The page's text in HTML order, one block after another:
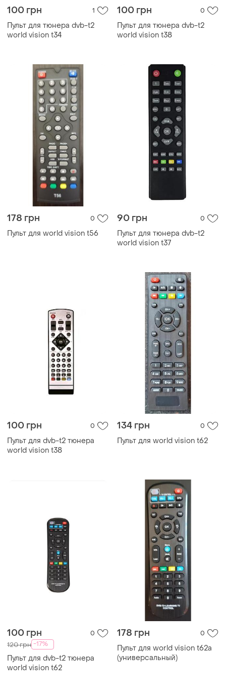
100 грн 1
Пульт для тюнера dvb-t2
world vision t34
100 грн 0
Пульт для тюнера dvb-t2
world vision t38
178 грн 0
Пульт для world vision t56
90 грн 0
Пульт для тюнера dvb-t2
world vision t37
100 грн 0
Пульт для dvb-t2 тюнера
world vision t38
134 грн 0
Пульт для world vision t62
100 грн 0
120 грн -17%
Пульт для dvb-t2 тюнера
world vision t62
178 грн 0
Пульт для world vision t62a
(универсальный)